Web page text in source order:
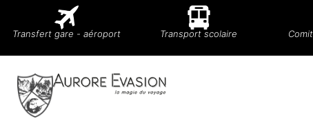
Transfert gare - aéroport Transport scolaire